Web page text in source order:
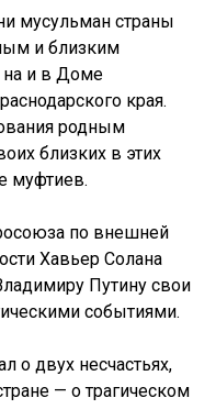
мусульман страны
и близким
на и в Доме
края.
родным
близких в этих
муфтиев.
по внешней
Хавьер Солана
Путину свои
событиями.
о двух несчастьях,
— о трагическом